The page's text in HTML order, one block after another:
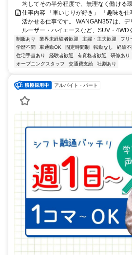
均してその半分程度で、無理なく働ける環
仕事内容 「車いじりが好き」 「趣味を
活かせる仕事です。 WANGAN357は、デ
ルーザー・ハイエースなど、SUV・4WD
制服あり 業界未経験者歓迎 主婦・主夫歓迎 フリ
学歴不問
車通勤OK 固定時間制 転勤なし 経験不
住宅手当あり
経験者歓迎 有資格者歓迎 研修あり
オープニングスタッフ
交通費支給 社割あり
アルバイト・パート